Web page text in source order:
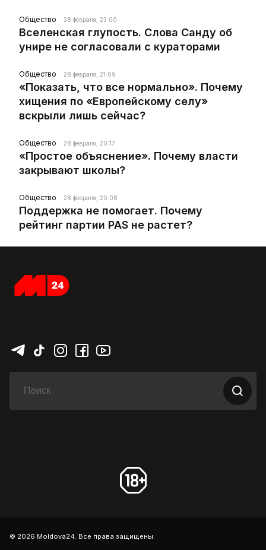
Общество 28 февраля, 23:00
Вселенская глупость. Слова Санду об
унире не согласовали с кураторами
Общество 28 февраля, 21:09
«Показать, что все нормально». Почему
хищения по «Европейскому селу»
вскрыли лишь сейчас?
Общество 28 февраля, 20:17
«Простое объяснение». Почему власти
закрывают школы?
Общество 28 февраля, 20:08
Поддержка не помогает. Почему
рейтинг партии PAS не растет?
© 2026 Moldova24. Все права защищены.